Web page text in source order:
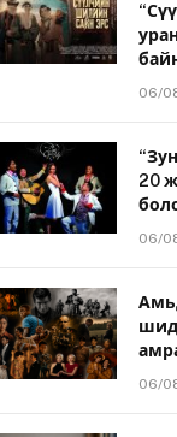
06/
20
06/
06/